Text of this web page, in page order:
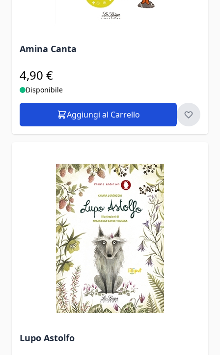
Amina Canta
4,90 €
Disponibile
Aggiungi al Carrello
Lupo Astolfo